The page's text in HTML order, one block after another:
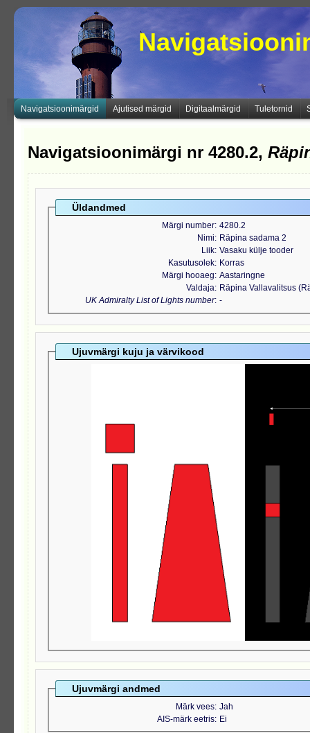
Navigatsioonimärgid Ajutised märgid Digitaalmärgid Tuletornid
Navigatsioonimärgi nr 4280.2,
Üldandmed
Märgi number 4280.2
Nimi
Räpina sadama 2
Liik Vasaku külje tooder
Kasutusolek
Korras
Märgi hooaeg Aastaringne
Valdaja
Räpina Vallavalitsus
UK Admiralty List of Lights number -
Ujuvmärgi kuju ja värvikood
Ujuvmärgi andmed
Märk vees Jah
AIS-märk eetris Ei